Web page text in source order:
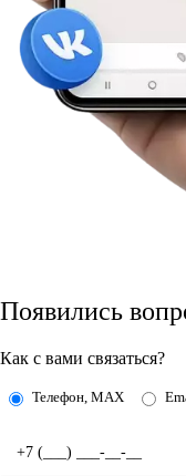
Появились
Как с вами связаться?
Телефон, MAX